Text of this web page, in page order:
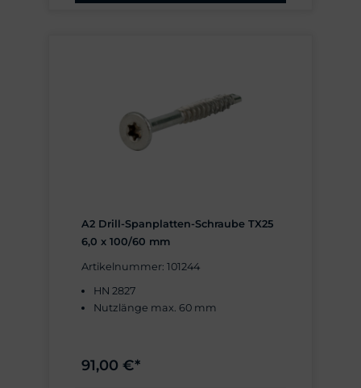
A2 Drill-Spanplatten-Schraube TX25
6,0 x 100/60 mm
Artikelnummer: 101244
HN 2827
Nutzlänge max. 60 mm
91,00 €*